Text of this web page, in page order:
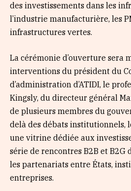
des investissements dans les
l’industrie manufacturière, les
infrastructures vertes.
La cérémonie d’ouverture sera
interventions du président du
d’administration d’ATIDI, le
Kingsly, du directeur général
de plusieurs membres du
delà des débats institutionnels,
une vitrine dédiée aux
série de rencontres B2B et B2G
les partenariats entre États,
entreprises.